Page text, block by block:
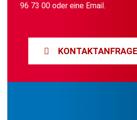
96 73 00 oder eine Email.